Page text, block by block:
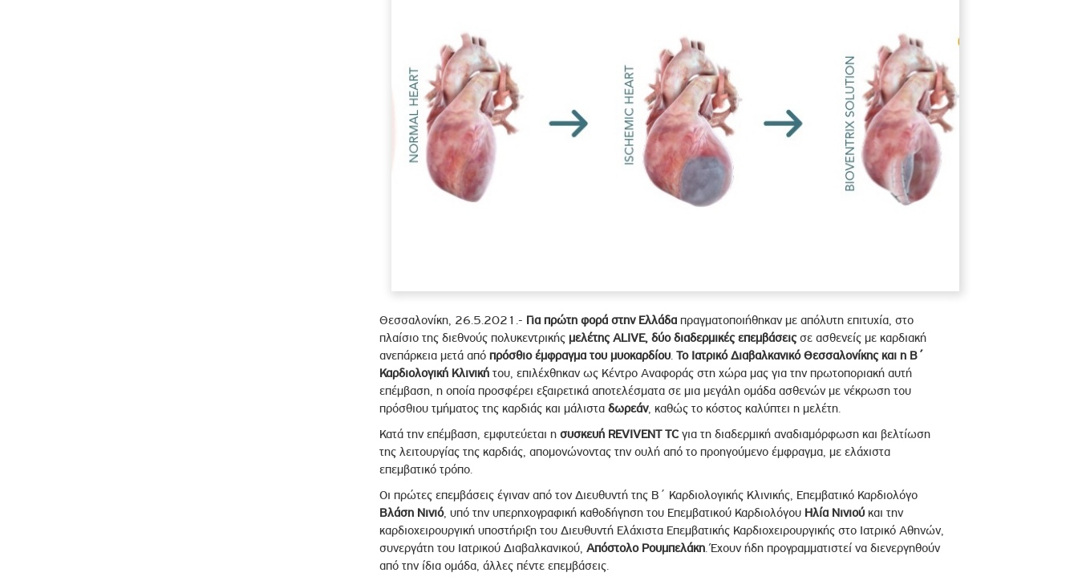
Επιτροπή Αποδοχών και Υποψηφιοτήτων
Κανονισμός Επιτροπής Αποδοχών - Υποψηφιοτήτων
Κανονισμός Λειτουργίας Επιτροπής Ελέγχου
Διεύθυνση Εσωτερικού Ελέγχου Κανονισμός Λειτουργίας
Θεσσαλονίκη, 26.5.2021.- Για πρώτη φορά στην Ελλάδαπραγματοποιήθηκαν με απόλυτη επιτυχία, στο
πλαίσιο της διεθνούς πολυκεντρικής μελέτης ALIVE, δύο διαδερμικές επεμβάσειςσε ασθενείς με καρδιακή
ανεπάρκεια μετά από πρόσθιο έμφραγμα του μυοκαρδίου. Το Ιατρικό Διαβαλκανικό Θεσσαλονίκης και η Β΄
Καρδιολογική Κλινικήτου, επιλέχθηκαν ως Κέντρο Αναφοράς στη χώρα μας για την πρωτοποριακή αυτή
επέμβαση, η οποία προσφέρει εξαιρετικά αποτελέσματα σε μια μεγάλη ομάδα ασθενών με νέκρωση του
πρόσθιου τμήματος της καρδιάς και μάλιστα δωρεάν, καθώς το κόστος καλύπτει η μελέτη.
Κατά την επέμβαση, εμφυτεύεται η συσκευή REVIVENT TCγια τη διαδερμική αναδιαμόρφωση και βελτίωση
της λειτουργίας της καρδιάς, απομονώνοντας την ουλή από το προηγούμενο έμφραγμα, με ελάχιστα
επεμβατικό τρόπο.
Οι πρώτες επεμβάσεις έγιναν από τον Διευθυντή της Β΄ Καρδιολογικής Κλινικής, Επεμβατικό Καρδιολόγο
Βλάση Νινιό, υπό την υπερηχογραφική καθοδήγηση του Επεμβατικού Καρδιολόγου Ηλία Νινιούκαι την
καρδιοχειρουργική υποστήριξη του Διευθυντή Ελάχιστα Επεμβατικής Καρδιοχειρουργικής στο Ιατρικό Αθηνών,
συνεργάτη του Ιατρικού Διαβαλκανικού, Απόστολο Ρουμπελάκη. Έχουν ήδη προγραμματιστεί να διενεργηθούν
από την ίδια ομάδα, άλλες πέντε επεμβάσεις.